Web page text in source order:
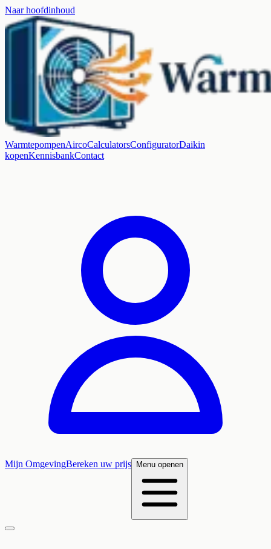
Naar hoofdinhoud
WarmtepompenAircoCalculatorsConfiguratorDaikin
kopenKennisbankContact
Mijn OmgevingBereken uw prijs Menu openen